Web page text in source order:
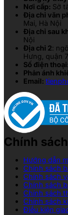
Nơi cấp: Sở
Địa chỉ văn
Mai, Hà Nội
Địa chỉ sau
Nội
Địa chỉ 2:
Hưng, quận
Số điện thoại:
Phản ánh
Email:
Chính
Hướng dẫn
Chính sách
Chính sách
Chính sách
Chính sách
Chính sách
Điều kiện